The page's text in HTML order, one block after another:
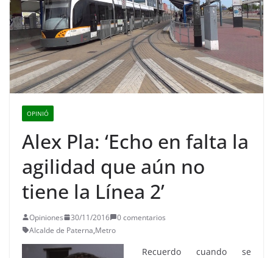
OPINIÓ
Alex Pla: ‘Echo en falta la
agilidad que aún no
tiene la Línea 2’
Opiniones 30/11/2016
0 comentarios
Alcalde de Paterna,Metro
Recuerdo cuando se